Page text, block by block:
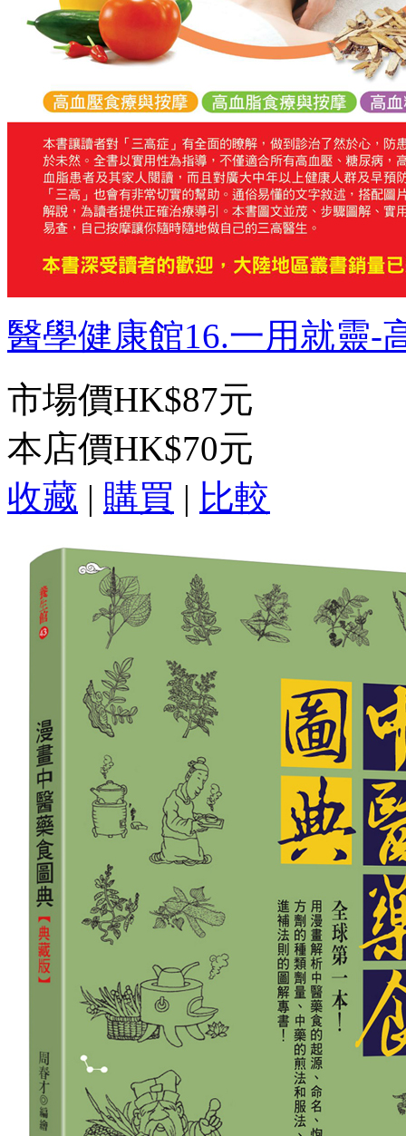
醫學健康館16.一用就靈-
市場價HK$87元
本店價HK$70元
收藏 | 購買 | 比較